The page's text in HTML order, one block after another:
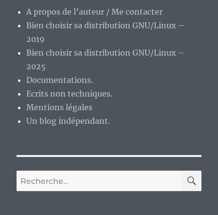
A propos de l’auteur / Me contacter
Bien choisir sa distribution GNU/Linux –
2019
Bien choisir sa distribution GNU/Linux –
2025
Documentations.
Ecrits non techniques.
Mentions légales
Un blog indépendant.
Recherche
pour :